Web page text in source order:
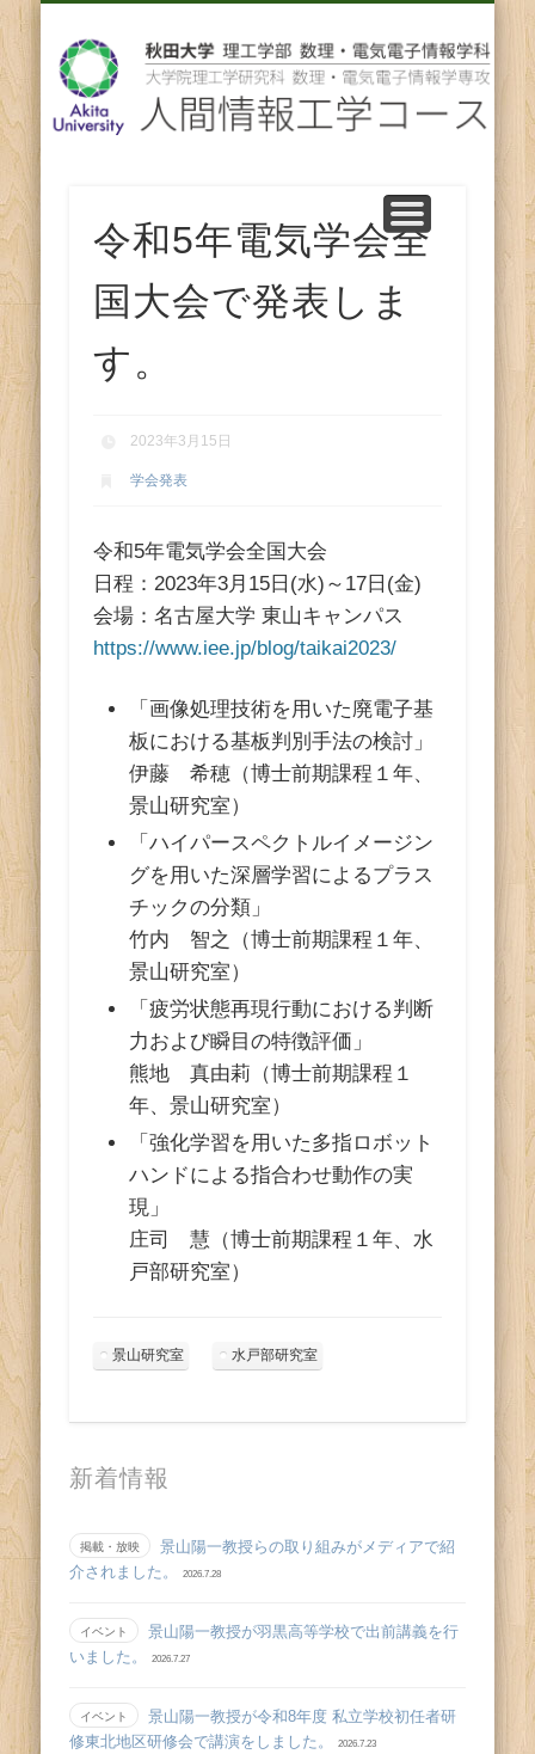
人
間
報
工
学
コ
令和5年電気学会全
国大会で発表しま
す。
2023年3月15日
学会発表
令和5年電気学会全国大会
日程：2023年3月15日(水)～17日(金)
会場：名古屋大学 東山キャンパス
https://www.iee.jp/blog/taikai2023/
「画像処理技術を用いた廃電子基
板における基板判別手法の検討」
伊藤 希穂（博士前期課程１年、
景山研究室）
「ハイパースペクトルイメージン
グを用いた深層学習によるプラス
チックの分類」
竹内 智之（博士前期課程１年、
景山研究室）
「疲労状態再現行動における判断
力および瞬目の特徴評価」
熊地 真由莉（博士前期課程１
年、景山研究室）
「強化学習を用いた多指ロボット
ハンドによる指合わせ動作の実
現」
庄司 慧（博士前期課程１年、水
戸部研究室）
景山研究室 水戸部研究室
新着情報
掲載・放映
景山陽一教授らの取り組みがメディアで紹
介されました。
2026.7.28
イベント
景山陽一教授が羽黒高等学校で出前講義を行
いました。
2026.7.27
イベント
景山陽一教授が令和8年度 私立学校初任者研
修東北地区研修会で講演をしました。
2026.7.23